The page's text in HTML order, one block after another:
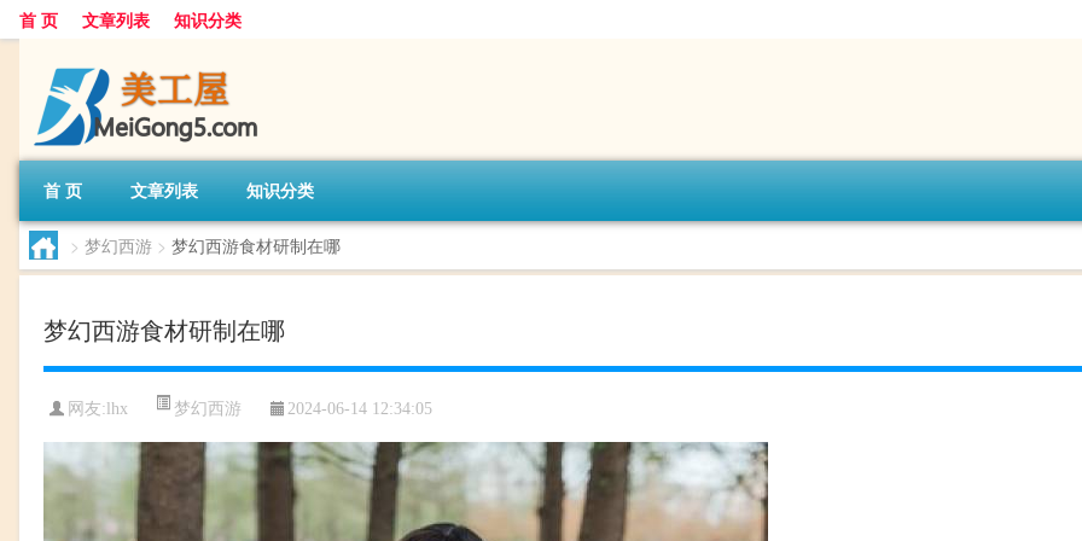
首 页 文章列表 知识分类
首 页 文章列表 知识分类
> 梦幻西游 > 梦幻西游食材研制在哪
梦幻西游食材研制在哪
网友: lhx 梦幻西游 2024-06-14 12:34:05